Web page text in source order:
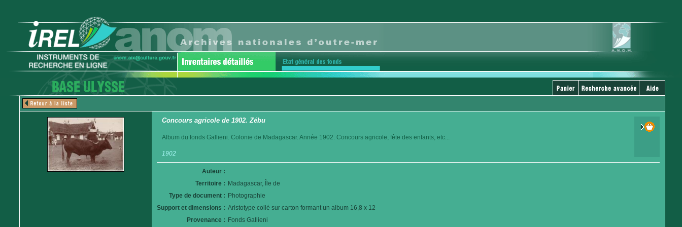
Concours agricole de 1902. Zébu
Album du fonds Gallieni. Colonie de Madagascar. Année 1902. Concours agricole, fête des enfants, etc...
1902
Auteur :
Territoire : Madagascar, Île de
Type de document : Photographie
Support et dimensions : Aristotype collé sur carton formant un album 16,8 x 12
Provenance : Fonds Gallieni